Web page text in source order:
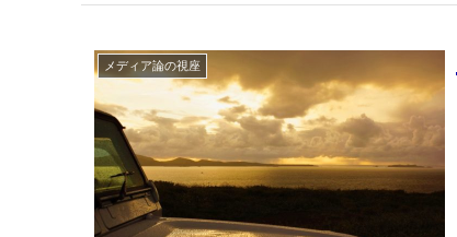
メディア論の視座